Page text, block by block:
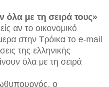
όλα με τη σειρά τους»
αν το οικονομικό
στην Τρόικα το e-mail
της ελληνικής
όλα με τη σειρά
ο